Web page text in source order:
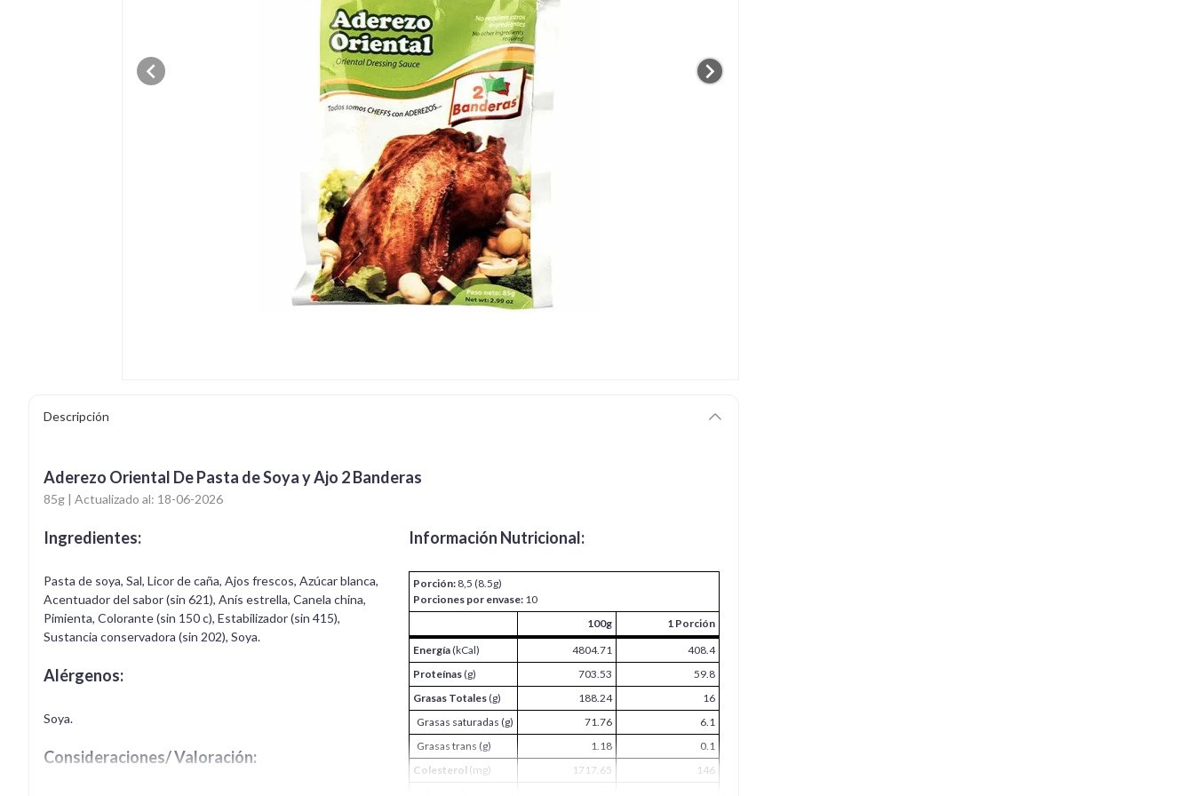
Descripción
Aderezo Oriental De Pasta de Soya y Ajo 2 Banderas
85g | Actualizado al: 18-06-2026
Ingredientes:
Pasta de soya, Sal, Licor de caña, Ajos frescos, Azúcar blanca,
Acentuador del sabor (sin 621), Anís estrella, Canela china,
Pimienta, Colorante (sin 150 c), Estabilizador (sin 415),
Sustancia conservadora (sin 202), Soya.
Alérgenos:
Soya.
Consideraciones/ Valoración:
Información Nutricional:
Porción: 8,5 (8.5g)
Porciones por envase: 10
100g
1 Porción
Energía(kCal) 4804.71
408.4
Proteínas(g) 703.53
59.8
Grasas Totales(g) 188.24
16
Grasas saturadas (g)
71.76
6.1
Grasas trans (g)
1.18
0.1
Colesterol (mg) 1717.65
146